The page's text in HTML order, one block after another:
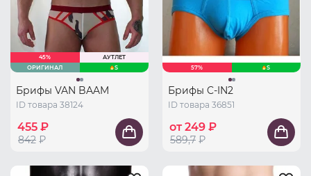
45%
АУТЛЕТ
ОРИГИНАЛ
S
Брифы VAN BAAM
ID товара 38124
455 ₽
842 ₽
57% S
Брифы C-IN2
ID товара 36851
от 249 ₽
589,7 ₽